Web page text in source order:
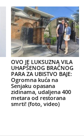
OVO JE LUKSUZNA VILA
UHAPŠENOG BRAČNOG
PARA ZA UBISTVO BAJE:
Ogromna kuća na
Senjaku opasana
zidinama, udaljena 400
metara od restorana
smrti! (foto, video)